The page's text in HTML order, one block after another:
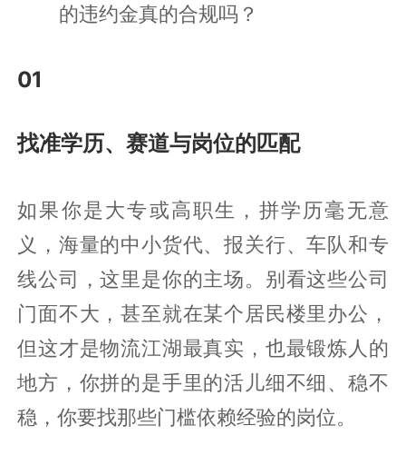
的违约金真的合规吗？
01
找准学历、赛道与岗位的匹配
如果你是大专或高职生，拼学历毫无意
义，海量的中小货代、报关行、车队和专
线公司，这里是你的主场。别看这些公司
门面不大，甚至就在某个居民楼里办公，
但这才是物流江湖最真实，也最锻炼人的
地方，你拼的是手里的活儿细不细、稳不
稳，你要找那些门槛依赖经验的岗位。